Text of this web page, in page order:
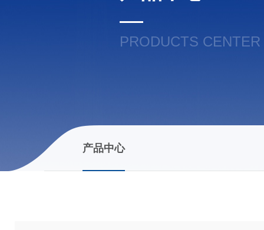
PRODUCTS CENTER
产品中心